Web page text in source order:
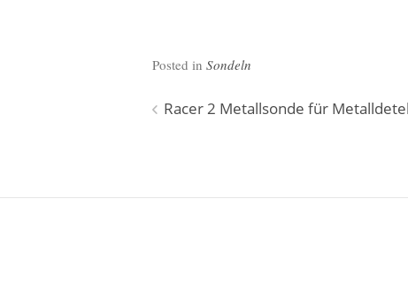
Posted in Sondeln
Beitragsnavigation
Racer 2 Metallsonde für